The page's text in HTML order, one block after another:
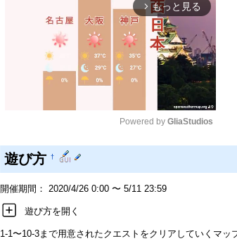
arrow_forward_ios もっと見る
Powered by GliaStudios
遊び方 †
開催期間： 2020/4/26 0:00 〜 5/11 23:59
遊び方を開く
1-1〜10-3まで用意されたクエストをクリアしていくマ